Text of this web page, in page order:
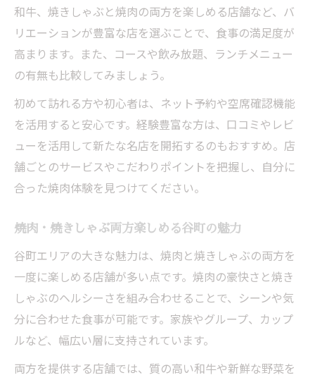
和牛、焼きしゃぶと焼肉の両方を楽しめる店舗など、バ
リエーションが豊富な店を選ぶことで、食事の満足度が
高まります。また、コースや飲み放題、ランチメニュー
の有無も比較してみましょう。
初めて訪れる方や初心者は、ネット予約や空席確認機能
を活用すると安心です。経験豊富な方は、口コミやレビ
ューを活用して新たな名店を開拓するのもおすすめ。店
舗ごとのサービスやこだわりポイントを把握し、自分に
合った焼肉体験を見つけてください。
焼肉・焼きしゃぶ両方楽しめる谷町の魅力
谷町エリアの大きな魅力は、焼肉と焼きしゃぶの両方を
一度に楽しめる店舗が多い点です。焼肉の豪快さと焼き
しゃぶのヘルシーさを組み合わせることで、シーンや気
分に合わせた食事が可能です。家族やグループ、カップ
ルなど、幅広い層に支持されています。
両方を提供する店舗では、質の高い和牛や新鮮な野菜を